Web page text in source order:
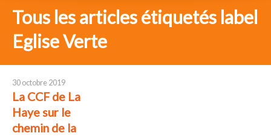
Tous les articles étiquetés label
Eglise Verte
30 octobre 2019
La CCF de La
Haye sur le
chemin de la